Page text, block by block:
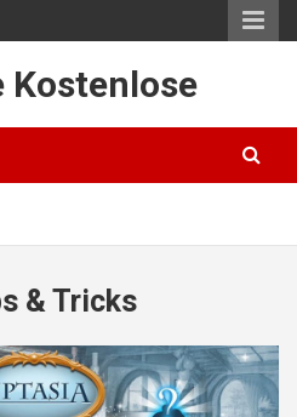
Kostenlose
& Tricks